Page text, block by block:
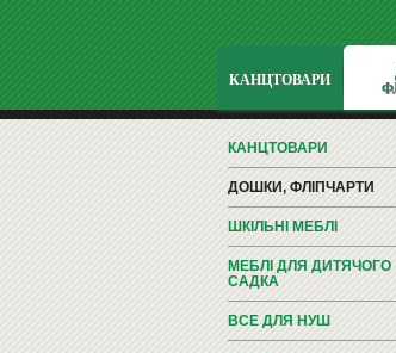
КАНЦТОВАРИ
КАНЦТОВАРИ
ДОШКИ, ФЛІПЧАРТИ
ШКІЛЬНІ МЕБЛІ
МЕБЛІ ДЛЯ ДИТЯЧОГО
САДКА
ВСЕ ДЛЯ НУШ